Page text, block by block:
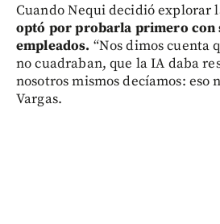
Cuando Nequi decidió explorar
optó por probarla primero con
empleados. “Nos dimos cuenta
no cuadraban, que la IA daba
nosotros mismos decíamos: eso
Vargas.